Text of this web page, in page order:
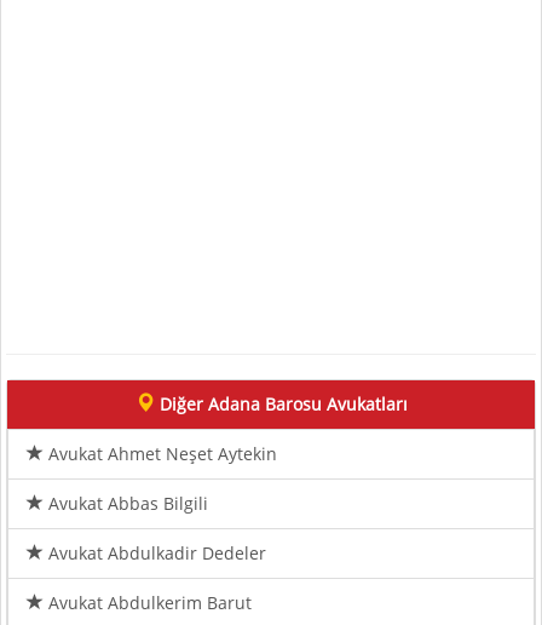
Diğer Adana Barosu Avukatları
Avukat Ahmet Neşet Aytekin
Avukat Abbas Bilgili
Avukat Abdulkadir Dedeler
Avukat Abdulkerim Barut